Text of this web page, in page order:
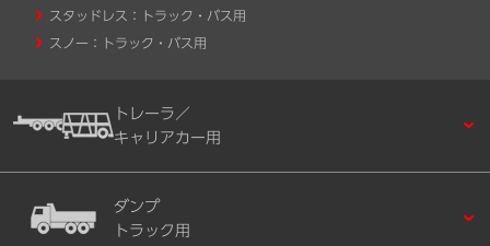
スタッドレス：トラック・バス用
スノー：トラック・バス用
トレーラ／
キャリアカー用
ダンプ
トラック用